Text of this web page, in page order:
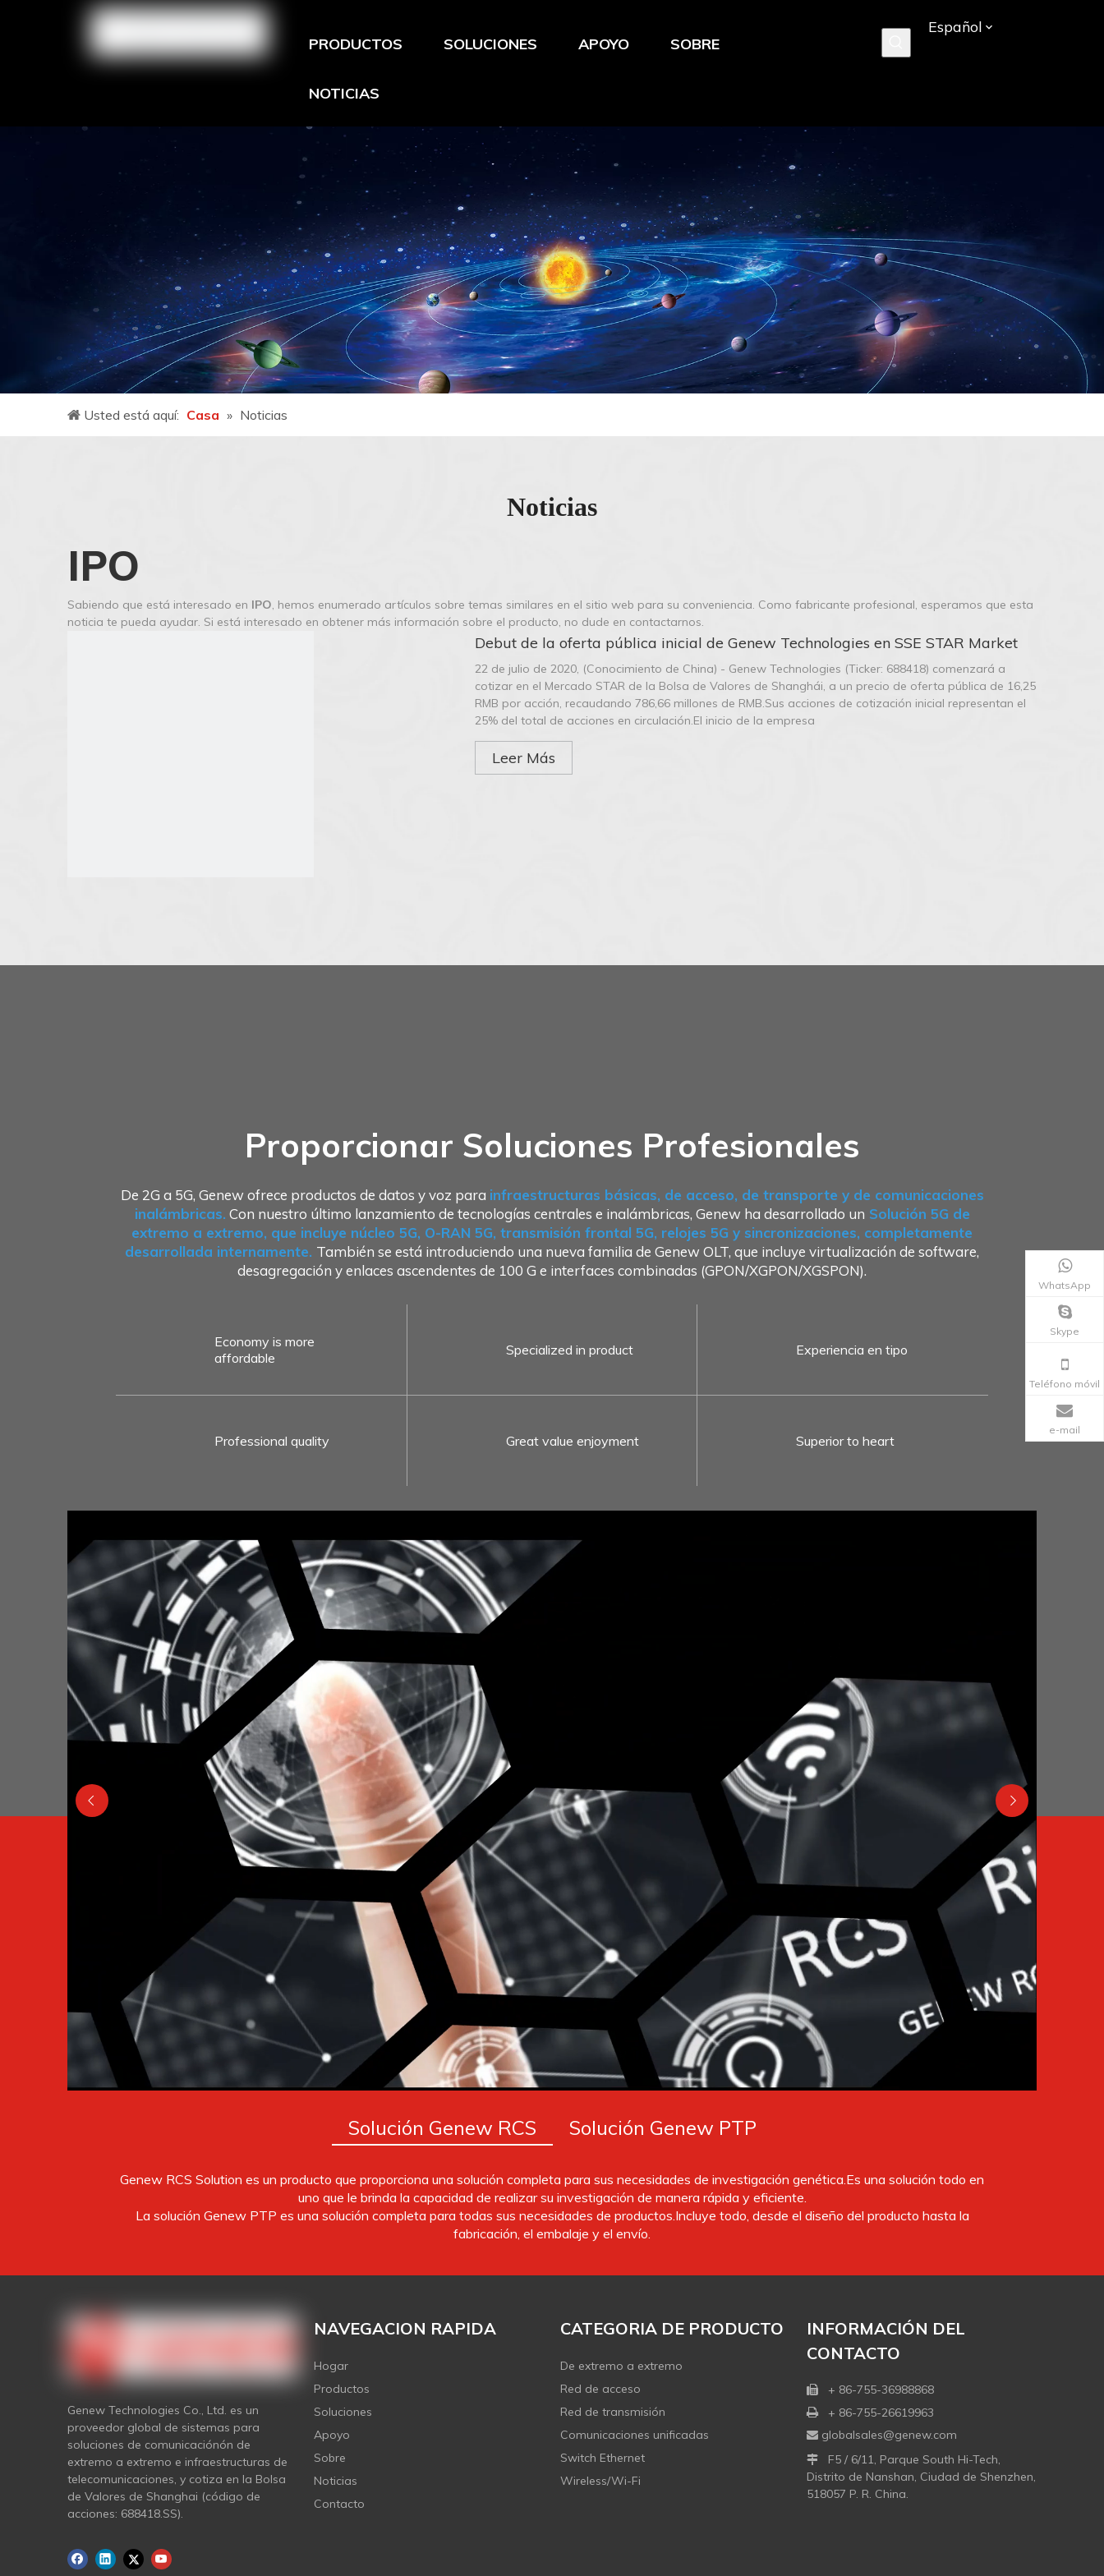
PRODUCTOS SOLUCIONES APOYO SOBRE
NOTICIAS
Español
Usted está aquí: Casa » Noticias
Noticias
IPO
Sabiendo que está interesado en IPO, hemos enumerado artículos sobre temas similares en el sitio web para su conveniencia. Como fabricante profesional, esperamos que esta
noticia te pueda ayudar. Si está interesado en obtener más información sobre el producto, no dude en contactarnos.
Debut de la oferta pública inicial de Genew Technologies en SSE STAR Market
22 de julio de 2020, (Conocimiento de China) - Genew Technologies (Ticker: 688418) comenzará a
cotizar en el Mercado STAR de la Bolsa de Valores de Shanghái, a un precio de oferta pública de 16,25
RMB por acción, recaudando 786,66 millones de RMB.Sus acciones de cotización inicial representan el
25% del total de acciones en circulación.El inicio de la empresa
Leer Más
Proporcionar Soluciones Profesionales
De 2G a 5G, Genew ofrece productos de datos y voz para infraestructuras básicas, de acceso, de transporte y de comunicaciones
inalámbricas. Con nuestro último lanzamiento de tecnologías centrales e inalámbricas, Genew ha desarrollado un Solución 5G de
extremo a extremo, que incluye núcleo 5G, O-RAN 5G, transmisión frontal 5G, relojes 5G y sincronizaciones, completamente
desarrollada internamente. También se está introduciendo una nueva familia de Genew OLT, que incluye virtualización de software,
desagregación y enlaces ascendentes de 100 G e interfaces combinadas (GPON/XGPON/XGSPON).
Economy is more
affordable
Specialized in product Experiencia en tipo
Professional quality Great value enjoyment Superior to heart
Solución Genew RCS Solución Genew PTP
Genew RCS Solution es un producto que proporciona una solución completa para sus necesidades de investigación genética.Es una solución todo en
uno que le brinda la capacidad de realizar su investigación de manera rápida y eficiente.
La solución Genew PTP es una solución completa para todas sus necesidades de productos.Incluye todo, desde el diseño del producto hasta la
fabricación, el embalaje y el envío.
Genew Technologies Co., Ltd. es un
proveedor global de sistemas para
soluciones de comunicaciónón de
extremo a extremo e infraestructuras de
telecomunicaciones, y cotiza en la Bolsa
de Valores de Shanghai (código de
acciones: 688418.SS).
NAVEGACION RAPIDA
Hogar
Productos
Soluciones
Apoyo
Sobre
Noticias
Contacto
CATEGORIA DE PRODUCTO
De extremo a extremo
Red de acceso
Red de transmisión
Comunicaciones unificadas
Switch Ethernet
Wireless/Wi-Fi
WhatsApp
Skype
Teléfono móvil
e-mail
INFORMACIÓN DEL
CONTACTO
 + 86-755-36988868
 + 86-755-26619963
 globalsales@genew.com
 F5 / 6/11, Parque South Hi-Tech,
Distrito de Nanshan, Ciudad de Shenzhen,
518057 P. R. China.